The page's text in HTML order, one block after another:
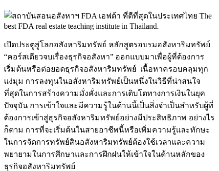
เปิดประตูสู่โลกอสังหาริมทรัพย์ หลักสูตรอบรมอสังหาริมทรัพย์
“คอร์สเดียวจบเรื่องธุรกิจอสังหา” ออกแบบมาเพื่อผู้ที่ต้องการ
เริ่มต้นหรือต่อยอดธุรกิจอสังหาริมทรัพย์ เนื้อหาครอบคลุมทุก
แง่มุม การลงทุนในอสังหาริมทรัพย์เป็นหนึ่งในวิธีที่น่าสนใจ
ที่สุดในการสร้างความมั่งคั่งและการเติบโตทางการเงินในยุค
ปัจจุบัน การเข้าใจและมีความรู้ในด้านนี้เป็นสิ่งจำเป็นสำหรับผู้ที่
ต้องการเข้าสู่ธุรกิจอสังหาริมทรัพย์อย่างมีประสิทธิภาพ อย่างไร
ก็ตาม การที่จะเริ่มต้นในสายอาชีพนี้หรือเพิ่มความรู้และทักษะ
ในการจัดการทรัพย์สินอสังหาริมทรัพย์ต้องใช้เวลาและความ
พยายามในการศึกษาและการฝึกฝนให้เข้าใจในด้านหลักของ
ธุรกิจอสังหาริมทรัพย์